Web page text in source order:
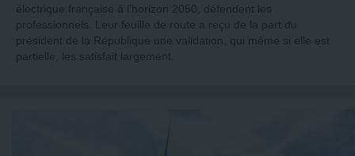
électrique française à l’horizon 2050, défendent les
professionnels. Leur feuille de route a reçu de la part du
président de la République une validation, qui même si elle est
partielle, les satisfait largement.